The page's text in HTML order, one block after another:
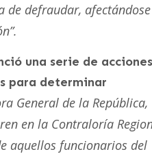
de defraudar,
una serie de acciones
para determinar
General de la República,
en la Contraloría
aquellos funcionarios del